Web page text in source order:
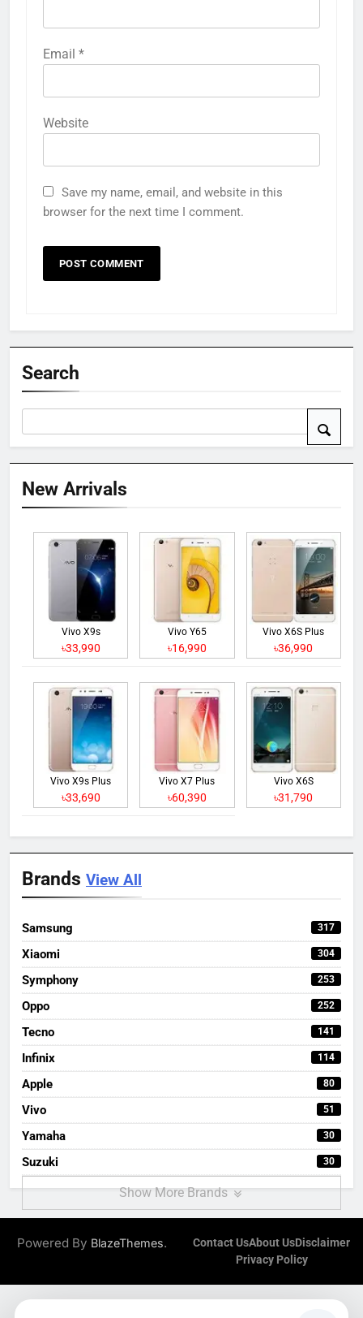
Email *
Website
Save my name, email, and website in this
browser for the next time I comment.
Search
New Arrivals
Vivo X9s
৳33,990
Vivo Y65
৳16,990
Vivo X6S Plus
৳36,990
Vivo X9s Plus
৳33,690
Vivo X7 Plus
৳60,390
Vivo X6S
৳31,790
Brands View All
Samsung 317
Xiaomi 304
Symphony 253
Oppo 252
Tecno 141
Infinix 114
Apple 80
Vivo 51
Yamaha 30
Suzuki 30
Show More Brands
Powered By BlazeThemes. Contact UsAbout UsDisclaimer
Privacy Policy